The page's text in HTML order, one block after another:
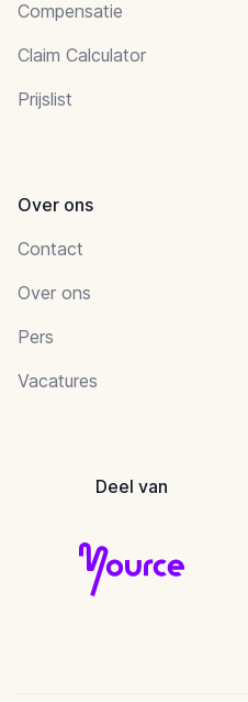
Compensatie
Claim Calculator
Prijslist
Over ons
Contact
Over ons
Pers
Vacatures
Deel van